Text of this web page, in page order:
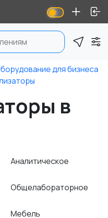
для бизнеса
в
Аналитическое
Общелабораторное
Мебель